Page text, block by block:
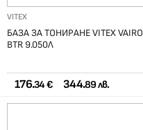
VITEX
БАЗА ЗА ТОНИРАНЕ VITEX VAIRO
BTR 9.050Л
176.34 € 344.89 лв.